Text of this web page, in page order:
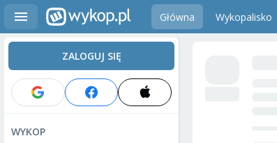
Główna Wykopalisko
ZALOGUJ SIĘ
WYKOP